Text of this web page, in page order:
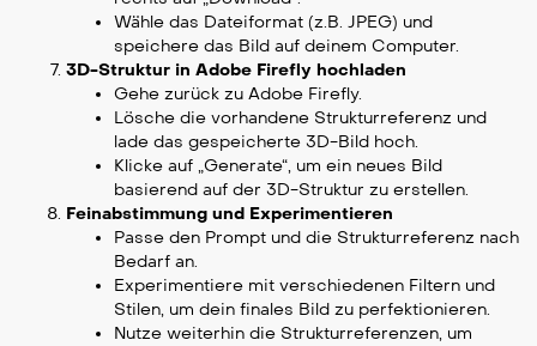
Wähle das Dateiformat (z.B. JPEG) und
speichere das Bild auf deinem Computer.
3D-Struktur in Adobe Firefly hochladen
Gehe zurück zu Adobe Firefly.
Lösche die vorhandene Strukturreferenz und
lade das gespeicherte 3D-Bild hoch.
Klicke auf „Generate“, um ein neues Bild
basierend auf der 3D-Struktur zu erstellen.
Feinabstimmung und Experimentieren
Passe den Prompt und die Strukturreferenz nach
Bedarf an.
Experimentiere mit verschiedenen Filtern und
Stilen, um dein finales Bild zu perfektionieren.
Nutze weiterhin die Strukturreferenzen, um